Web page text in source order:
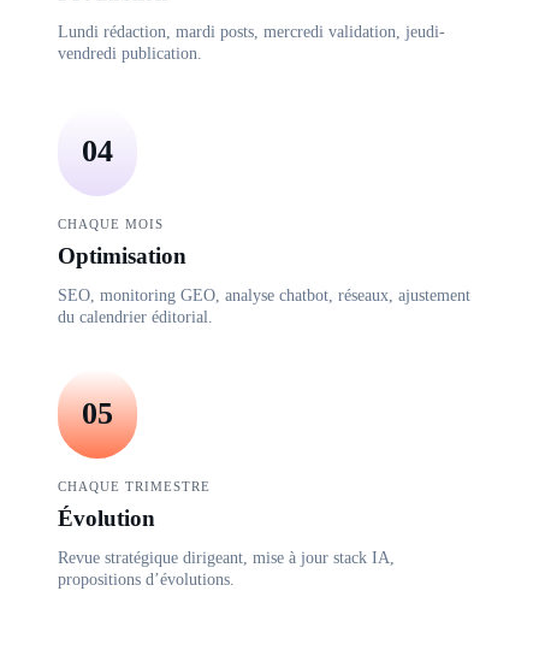
Lundi rédaction, mardi posts, mercredi validation, jeudi-
vendredi publication.
04
CHAQUE MOIS
Optimisation
SEO, monitoring GEO, analyse chatbot, réseaux, ajustement
du calendrier éditorial.
05
CHAQUE TRIMESTRE
Évolution
Revue stratégique dirigeant, mise à jour stack IA,
propositions d’évolutions.